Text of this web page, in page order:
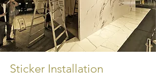
Sticker Installation